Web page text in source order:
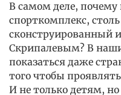
В самом деле, почему
спорткомплекс,
сконструированный
Скрипалевым? В
показаться даже
того чтобы
И не только детям,